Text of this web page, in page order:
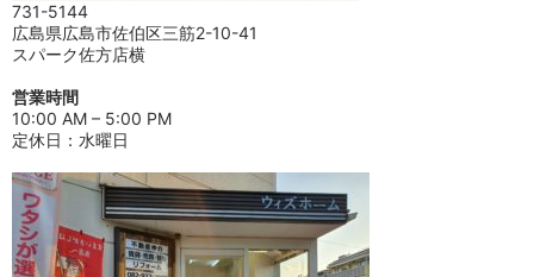
731-5144
広島県広島市佐伯区三筋2-10-41
スパーク佐方店横
営業時間
10:00 AM – 5:00 PM
定休日：水曜日